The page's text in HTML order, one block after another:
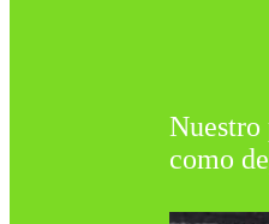
Nuestro
como